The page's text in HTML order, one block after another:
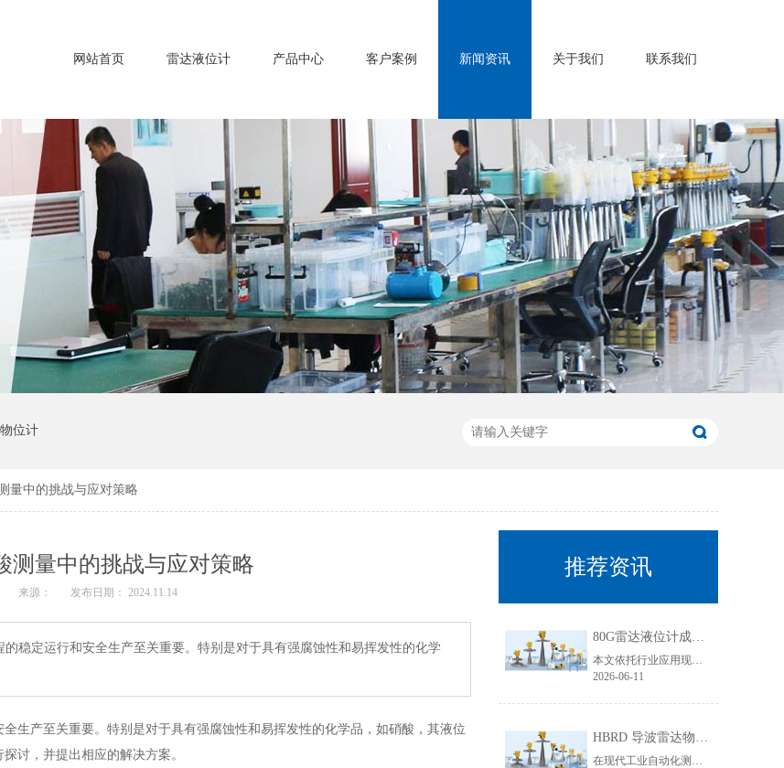
网站首页 雷达液位计 产品中心 客户案例 新闻资讯 关于我们 联系我们
位计
量中的挑战与应对策略
测量中的挑战与应对策略
来源： 发布日期： 2024.11.14
稳定运行和安全生产至关重要。特别是对于具有强腐蚀性和易挥发性的化学
生产至关重要。特别是对于具有强腐蚀性和易挥发性的化学品，如硝酸，其液位
讨，并提出相应的解决方案。
推荐资讯
80G雷达液位计成行业主流！国产雷达液位计五大发展趋势解析
本文依托行业应用现状与技术迭代规律，聚焦80G雷达液位计技术升级核心，从高频迭代普及、数字化智能升级、工况专属定制、一体化结构优化、安全合规升级五大维度，深度拆解国产雷达液位计未来发展趋势，贴合工业选型需求与搜索引擎收录规则，为行业技术升级、设备采购改造提供专业参考。
2026-06-11
HBRD 导波雷达物位计全面介绍、应用场景及核心优势
在现代工业自动化测控领域，物位监测是生产线稳定运行、仓储管理、工艺调控的重要环节。面对粘稠介质、易结晶物料、低介电常数介质、狭小罐体、强腐蚀工况等复杂测量环境，传统液位、料位仪表常常出现测量不准、卡料、失灵、寿命短等问题。而HBRD导波雷达物位计凭借成熟的技术架构与稳定的实测表现，成为工业现场主流的精密物位测量设备。